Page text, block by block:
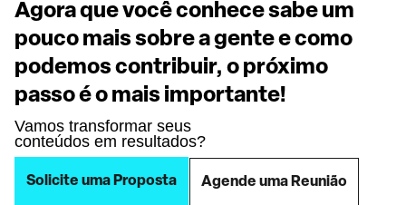
Agora que você conhece sabe um
pouco mais sobre a gente e como
podemos contribuir, o próximo
passo é o mais importante!
Vamos transformar seus
conteúdos em resultados?
Solicite uma Proposta Agende uma Reunião